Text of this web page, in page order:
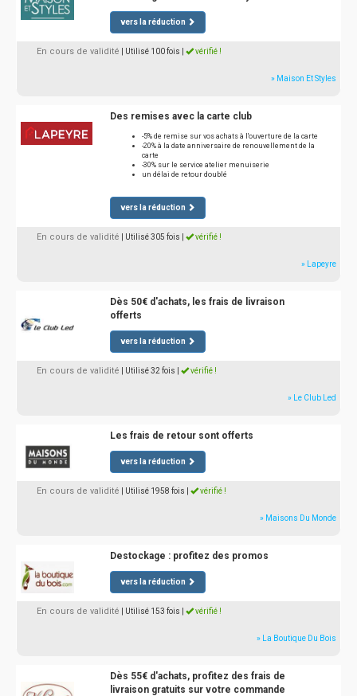
vers la réduction
En cours de validité | Utilisé 100 fois vérifié !
» Maison Et Styles
Des remises avec la carte club
-5% de remise sur vos achats à l'ouverture de la carte
-20% à la date anniversaire de renouvellement de la
carte
-30% sur le service atelier menuiserie
un délai de retour doublé
vers la réduction
En cours de validité | Utilisé 305 fois vérifié !
» Lapeyre
Dès 50€ d'achats, les frais de livraison
offerts
vers la réduction
En cours de validité | Utilisé 32 fois vérifié !
» Le Club Led
Les frais de retour sont offerts
vers la réduction
En cours de validité | Utilisé 1958 fois vérifié !
» Maisons Du Monde
Destockage : profitez des promos
vers la réduction
En cours de validité | Utilisé 153 fois vérifié !
» La Boutique Du Bois
Dès 55€ d'achats, profitez des frais de
livraison gratuits sur votre commande